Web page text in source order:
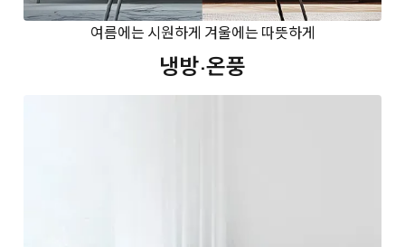
여름에는 시원하게 겨울에는 따뜻하게
냉방·온풍